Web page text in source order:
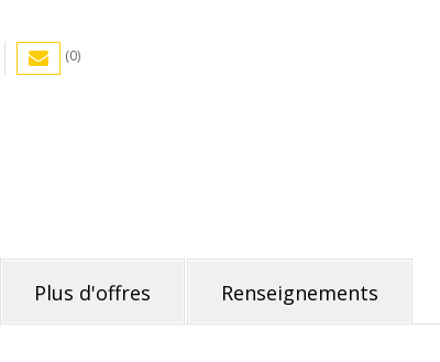
(0)
Plus d'offres Renseignements